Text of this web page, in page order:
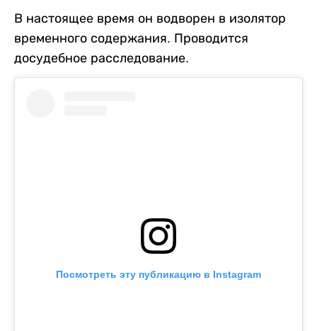
В настоящее время он водворен в изолятор
временного содержания. Проводится
досудебное расследование.
Посмотреть эту публикацию в Instagram